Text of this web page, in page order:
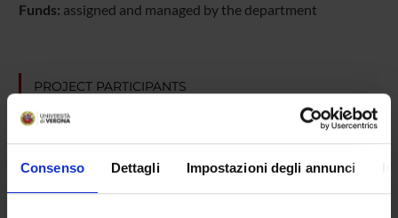
Consenso Dettagli Impostazioni degli annunci
Funds: assigned and managed by the department
PROJECT PARTICIPANTS
Luigi Benini
Italo Vantini